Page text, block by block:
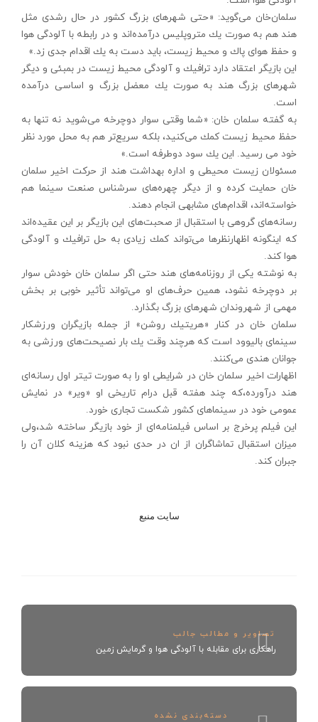
سلمان‌خان می‌گوید: «حتی شهرهای بزرگ كشور در حال رشدی مثل
هند هم به صورت یك متروپلیس درآمده‌اند و در رابطه با آلودگی هوا
و حفظ هوای پاك و محیط زیست، باید دست به یك اقدام جدی زد.»
این بازیگر اعتقاد دارد ترافیك و آلودگی محیط زیست در بمبئی و دیگر
شهرهای بزرگ هند به صورت یك معضل بزرگ و اساسی درآمده
است.
به گفته سلمان خان: «شما وقتی سوار دوچرخه می‌شوید نه تنها به
حفظ محیط زیست كمك می‌كنید، بلكه سریع‌تر هم به محل مورد نظر
خود می رسید. این یك سود دوطرفه است.»
مسئولان زیست محیطی و اداره بهداشت هند از حركت اخیر سلمان
خان حمایت كرده و از دیگر چهره‌های سرشناس صنعت سینما هم
خواسته‌اند، اقدام‌های مشابهی انجام دهند.
رسانه‌های گروهی با استقبال از صحبت‌های این بازیگر بر این عقیده‌اند
كه اینگونه اظهارنظرها می‌تواند كمك زیادی به حل ترافیك و آلودگی
هوا كند.
به نوشته یكی از روزنامه‌های هند حتی اگر سلمان خان خودش سوار
بر دوچرخه نشود، همین حرف‌های او می‌تواند تأثیر خوبی بر بخش
مهمی از شهروندان شهرهای بزرگ بگذارد.
سلمان خان در كنار «هریتیك روشن» از جمله بازیگران ورزشكار
سینمای بالیوود است كه هرچند وقت یك بار نصیحت‌های ورزشی به
جوانان هندی می‌كنند.
اظهارات اخیر سلمان خان در شرایطی او را به صورت تیتر اول رسانه‌ای
هند درآورده،كه چند هفته قبل درام تاریخی او «ویر» در نمایش
عمومی خود در سینماهای كشور شكست تجاری خورد.
این فیلم پرخرج بر اساس فیلمنامه‌ای از خود بازیگر ساخته شد،ولی
میزان استقبال تماشاگران از ان در حدی نبود كه هزینه كلان آن را
جبران كند.
سايت منبع
تصاویر و مطالب جالب
راهکاری برای مقابله با آلودگی هوا و گرمایش زمین
دسته‌بندی نشده